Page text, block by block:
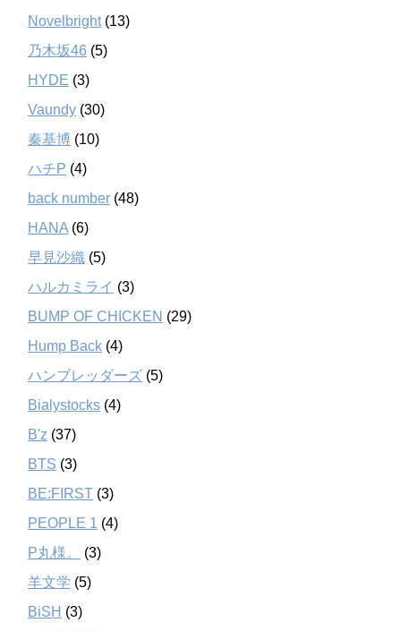
Novelbright(13)
乃木坂46 (5)
HYDE (3)
Vaundy (30)
秦基博 (10)
ハチP (4)
back number (48)
HANA (6)
早見沙織 (5)
ハルカミライ (3)
BUMP OF CHICKEN (29)
Hump Back (4)
ハンブレッダーズ (5)
Bialystocks (4)
B'z (37)
BTS (3)
BE:FIRST (3)
PEOPLE 1 (4)
P丸様。
(3)
羊文学 (5)
BiSH (3)